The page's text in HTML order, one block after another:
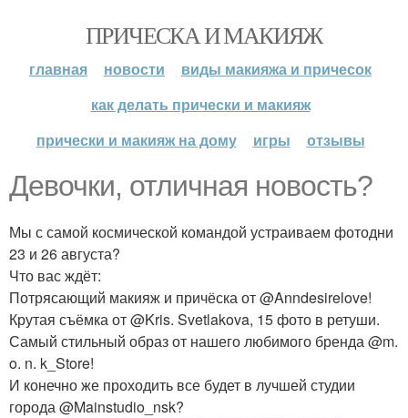
ПРИЧЕСКА И МАКИЯЖ
главная новости
виды макияжа и причесок
как делать прически и макияж
прически и макияж на дому
игры отзывы
Девочки, отличная новость?
Мы с самой космической командой устраиваем фотодни
23 и 26 августа?
Что вас ждёт:
Потрясающий макияж и причёска от @Anndesirelove!
Крутая съёмка от @Kris. Svetlakova, 15 фото в ретуши.
Самый стильный образ от нашего любимого бренда @m.
o. n. k_Store!
И конечно же проходить все будет в лучшей студии
города @Mainstudio_nsk?